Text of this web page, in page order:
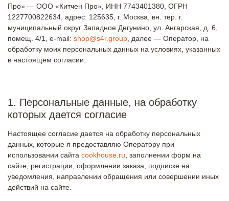
Про» — ООО «Китчен Про», ИНН 7743401380, ОГРН
1227700822634, адрес: 125635, г. Москва, вн. тер. г.
муниципальный округ Западное Дегунино, ул. Ангарская, д. 6,
помещ. 4/1, e-mail: shop@s4r.group , далее — Оператор, на
обработку моих персональных данных на условиях, указанных
в настоящем согласии.
1. Персональные данные, на обработку
которых дается согласие
Настоящее согласие дается на обработку персональных
данных, которые я предоставляю Оператору при
использовании сайта cookhouse.ru , заполнении форм на
сайте, регистрации, оформлении заказа, подписке на
уведомления, направлении обращения или совершении иных
действий на сайте.